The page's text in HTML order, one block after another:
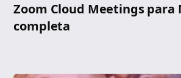
Zoom Cloud Meetings para
completa